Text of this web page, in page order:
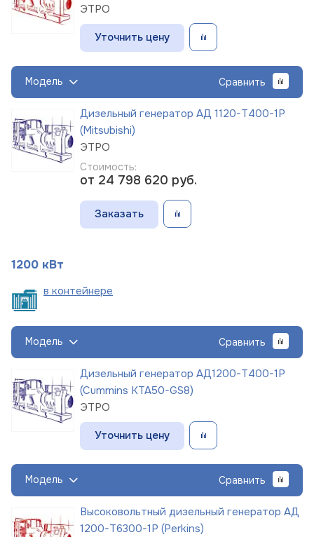
ЭТРО
Уточнить цену
Модель Сравнить
Дизельный генератор АД 1120-Т400-1Р
(Mitsubishi)
ЭТРО
Стоимость:
от 24 798 620 руб.
Заказать
1200 кВт
в контейнере
Модель Сравнить
Дизельный генератор АД1200-Т400-1Р
(Cummins KTA50-GS8)
ЭТРО
Уточнить цену
Модель Сравнить
Высоковольтный дизельный генератор АД
1200-Т6300-1Р (Perkins)